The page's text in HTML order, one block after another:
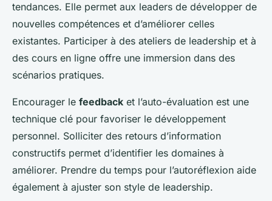
tendances. Elle permet aux leaders de développer de
nouvelles compétences et d’améliorer celles
existantes. Participer à des ateliers de leadership et à
des cours en ligne offre une immersion dans des
scénarios pratiques.
Encourager le feedback et l’auto-évaluation est une
technique clé pour favoriser le développement
personnel. Solliciter des retours d’information
constructifs permet d’identifier les domaines à
améliorer. Prendre du temps pour l’autoréflexion aide
également à ajuster son style de leadership.